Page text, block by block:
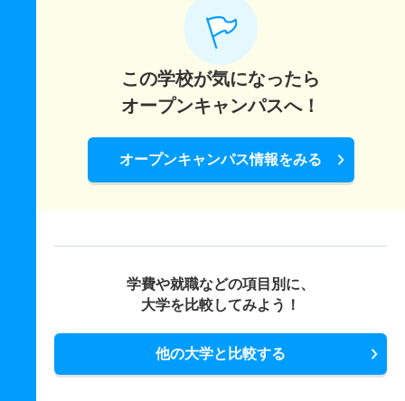
この学校が気になったら
オープンキャンパスへ！
オープンキャンパス情報をみる
学費や就職などの項目別に、
大学を比較してみよう！
他の大学と比較する